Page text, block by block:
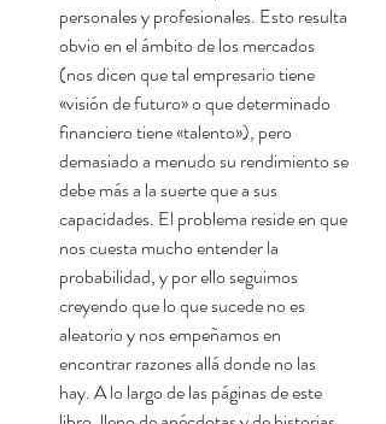
personales y profesionales. Esto resulta
obvio en el ámbito de los mercados
(nos dicen que tal empresario tiene
«visión de futuro» o que determinado
financiero tiene «talento»), pero
demasiado a menudo su rendimiento se
debe más a la suerte que a sus
capacidades. El problema reside en que
nos cuesta mucho entender la
probabilidad, y por ello seguimos
creyendo que lo que sucede no es
aleatorio y nos empeñamos en
encontrar razones allá donde no las
hay. A lo largo de las páginas de este